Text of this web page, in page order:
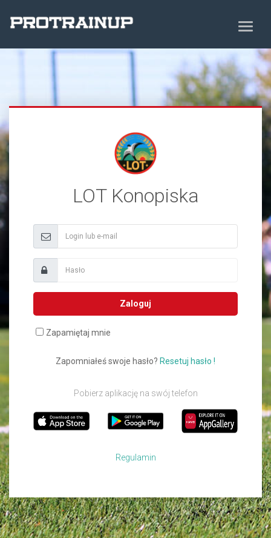
LOT Konopiska
Zaloguj
Zapamiętaj mnie
Zapomniałeś swoje hasło? Resetuj hasło !
Pobierz aplikację na swój telefon
Regulamin